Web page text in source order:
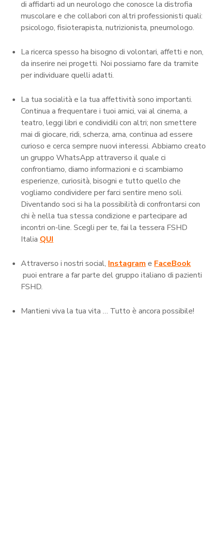
di affidarti ad un neurologo che conosce la distrofia
muscolare e che collabori con altri professionisti quali:
psicologo, fisioterapista, nutrizionista, pneumologo.
La ricerca spesso ha bisogno di volontari, affetti e non,
da inserire nei progetti. Noi possiamo fare da tramite
per individuare quelli adatti.
La tua socialità e la tua affettività sono importanti.
Continua a frequentare i tuoi amici, vai al cinema, a
teatro, leggi libri e condividili con altri; non smettere
mai di giocare, ridi, scherza, ama, continua ad essere
curioso e cerca sempre nuovi interessi. Abbiamo creato
un gruppo WhatsApp attraverso il quale ci
confrontiamo, diamo informazioni e ci scambiamo
esperienze, curiosità, bisogni e tutto quello che
vogliamo condividere per farci sentire meno soli.
Diventando soci si ha la possibilità di confrontarsi con
chi è nella tua stessa condizione e partecipare ad
incontri on-line. Scegli per te, fai la tessera FSHD
Italia QUI
Attraverso i nostri social, Instagram e FaceBook
puoi entrare a far parte del gruppo italiano di pazienti
FSHD.
Mantieni viva la tua vita … Tutto è ancora possibile!